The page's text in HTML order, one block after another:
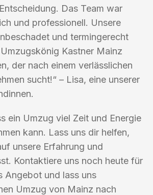
Das Team war
und professionell. Unsere
und termingerecht
Kastner Mainz
der nach einem verlässlichen
sucht!“ – Lisa, eine unserer
ein Umzug viel Zeit und Energie
kann. Lass uns dir helfen,
unsere Erfahrung und
Kontaktiere uns noch heute für
Angebot und lass uns
Umzug von Mainz nach